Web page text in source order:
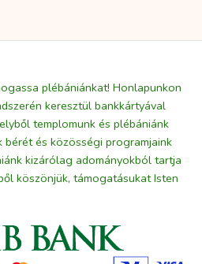
plébániánkat! Honlapunkon
keresztül bankkártyával
templomunk és plébániánk
és közösségi programjaink
kizárólag adományokból tartja
köszönjük, támogatásukat Isten